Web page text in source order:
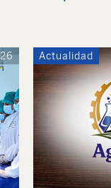
Actualidad